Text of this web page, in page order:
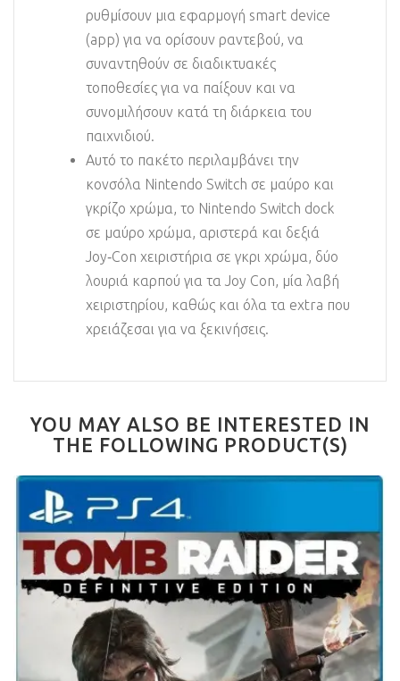
ρυθμίσουν μια εφαρμογή smart device
(app) για να ορίσουν ραντεβού, να
συναντηθούν σε διαδικτυακές
τοποθεσίες για να παίξουν και να
συνομιλήσουν κατά τη διάρκεια του
παιχνιδιού.
Αυτό το πακέτο περιλαμβάνει την
κονσόλα Nintendo Switch σε μαύρο και
γκρίζο χρώμα, το Nintendo Switch dock
σε μαύρο χρώμα, αριστερά και δεξιά
Joy‑Con χειριστήρια σε γκρι χρώμα, δύο
λουριά καρπού για τα Joy Con, μία λαβή
χειριστηρίου, καθώς και όλα τα extra που
χρειάζεσαι για να ξεκινήσεις.
YOU MAY ALSO BE INTERESTED IN
THE FOLLOWING PRODUCT(S)